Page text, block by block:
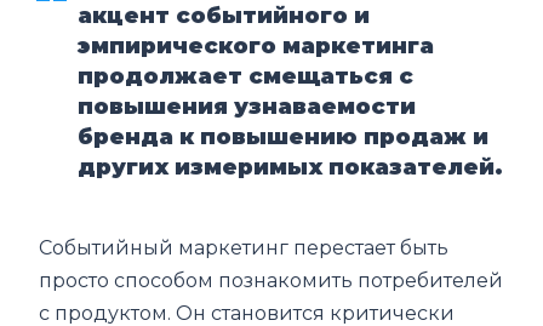
акцент событийного и
эмпирического маркетинга
продолжает смещаться с
повышения узнаваемости
бренда к повышению продаж и
других измеримых показателей.
Событийный маркетинг перестает быть
просто способом познакомить потребителей
с продуктом. Он становится критически